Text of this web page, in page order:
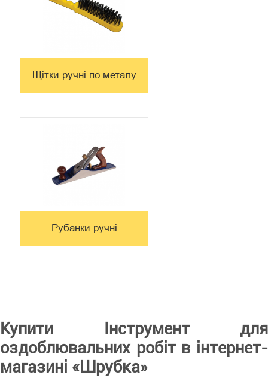
Щітки ручні по металу
Рубанки ручні
Купити Інструмент для
оздоблювальних робіт в інтернет-
магазині «Шрубка»